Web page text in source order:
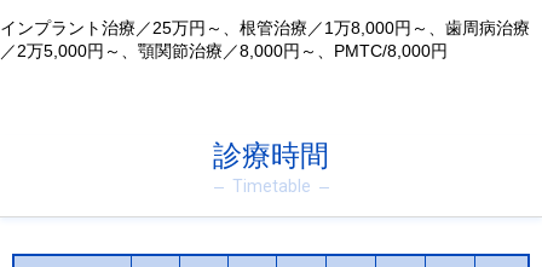
インプラント治療／25万円～、根管治療／1万8,000円～、歯周病治療
／2万5,000円～、顎関節治療／8,000円～、PMTC/8,000円
診療時間
Timetable